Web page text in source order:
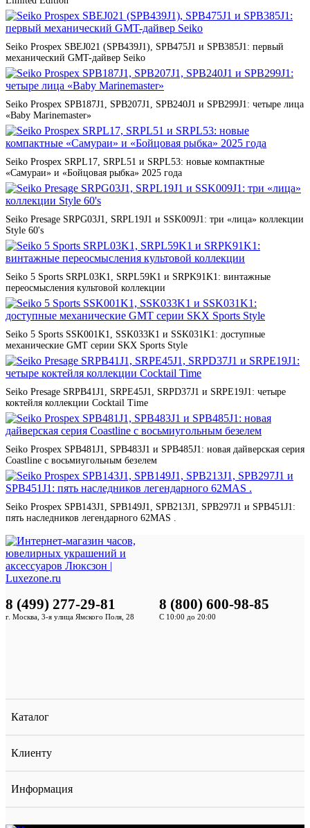
Seiko Prospex SBEJ021 (SPB439J1), SPB475J1 и SPB385J1: первый
механический GMT-дайвер Seiko
Seiko Prospex SPB187J1, SPB207J1, SPB240J1 и SPB299J1: четыре лица
«Baby Marinemaster»
Seiko Prospex SRPL17, SRPL51 и SRPL53: новые компактные
«Самураи» и «Бойцовая рыбка» 2025 года
Seiko Presage SRPG03J1, SRPL19J1 и SSK009J1: три «лица» коллекции
Style 60's
Seiko 5 Sports SRPL03K1, SRPL59K1 и SRPK91K1: винтажные
переосмысления культовой коллекции
Seiko 5 Sports SSK001K1, SSK033K1 и SSK031K1: доступные
механические GMT серии SKX Sports Style
Seiko Presage SRPB41J1, SRPE45J1, SRPD37J1 и SRPE19J1: четыре
коктейля коллекции Cocktail Time
Seiko Prospex SPB481J1, SPB483J1 и SPB485J1: новая дайверская серия
Coastline с восьмиугольным безелем
Seiko Prospex SPB143J1, SPB149J1, SPB213J1, SPB297J1 и SPB451J1:
пять наследников легендарного 62MAS .
Каталог
Клиенту
Информация
8 (499) 277-29-81
г. Москва, 3-я улица Ямского Поля, 28
8 (800) 600-98-85
С 10:00 до 20:00